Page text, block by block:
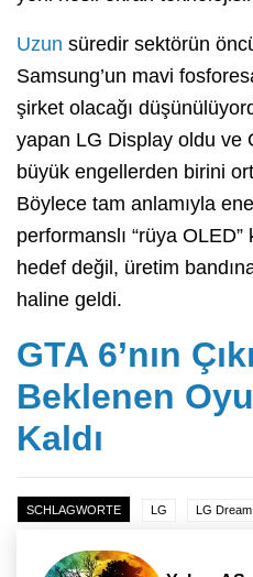
Uzun süredir sektörün
Samsung’un mavi
şirket olacağı
yapan LG Display oldu ve
büyük engellerden birini
Böylece tam anlamıyla
performanslı “rüya
hedef değil, üretim
haline geldi.
GTA 6’nın
Beklenen
Kaldı
SCHLAGWORTE LG LG Dream